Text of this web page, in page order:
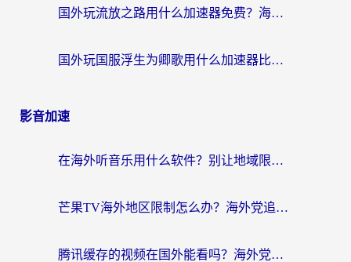
国外玩流放之路用什么加速器免费？海外党亲测有效的国服游戏加速指南
国外玩国服浮生为卿歌用什么加速器比较好？海外党亲测不踩坑指南
影音加速
在海外听音乐用什么软件？别让地域限制断了你的华语歌单
芒果TV海外地区限制怎么办？海外党追剧看片的实用加速器选择指南
腾讯缓存的视频在国外能看吗？海外党追剧看片的终极解决方案